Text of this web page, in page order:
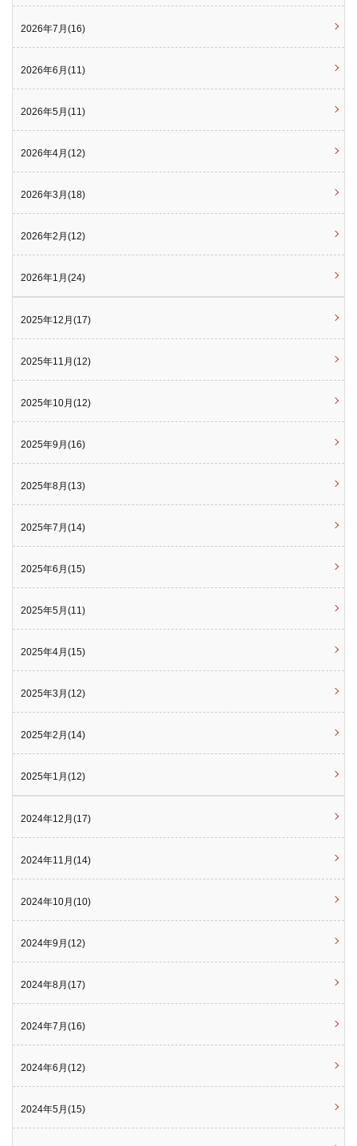
2026年7月(16)
2026年6月(11)
2026年5月(11)
2026年4月(12)
2026年3月(18)
2026年2月(12)
2026年1月(24)
2025年12月(17)
2025年11月(12)
2025年10月(12)
2025年9月(16)
2025年8月(13)
2025年7月(14)
2025年6月(15)
2025年5月(11)
2025年4月(15)
2025年3月(12)
2025年2月(14)
2025年1月(12)
2024年12月(17)
2024年11月(14)
2024年10月(10)
2024年9月(12)
2024年8月(17)
2024年7月(16)
2024年6月(12)
2024年5月(15)